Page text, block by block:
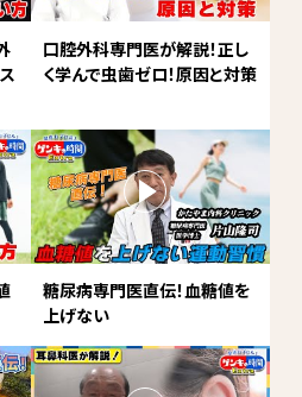
口腔外科専門医が解説！正し
く学んで虫歯ゼロ！原因と対策
糖尿病専門医直伝！血糖値を
上げない